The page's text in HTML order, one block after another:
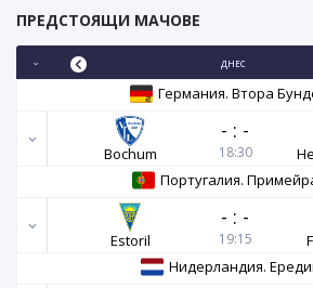
ПРЕДСТОЯЩИ МАЧОВЕ
ДНЕС
Германия. Втора
Bochum
- : -
18:30
Португалия.
Estoril
- : -
19:15
Нидерландия.